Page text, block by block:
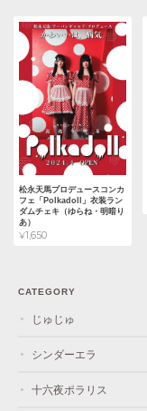
松永天馬プロデュースコンカ
フェ「Polkadoll」衣装ラン
ダムチェキ（ゆらね・明暗り
あ）
¥1,650
CATEGORY
じゅじゅ
シンダーエラ
十六夜ポラリス